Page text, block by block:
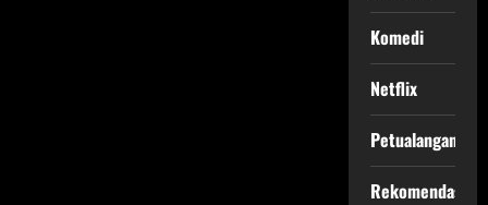
Komedi
Netflix
Petualangan
Rekomendasi